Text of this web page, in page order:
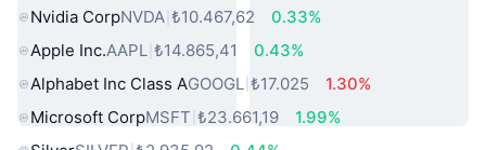
Nvidia CorpNVDA ₺10.467,62
0.33%
Apple Inc.AAPL ₺14.865,41
0.43%
Alphabet Inc Class AGOOGL ₺17.025
1.30%
Microsoft CorpMSFT ₺23.661,19
1.99%